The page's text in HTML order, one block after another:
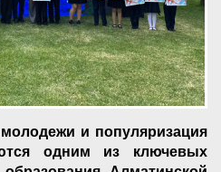
и популяризация
одним из ключевых